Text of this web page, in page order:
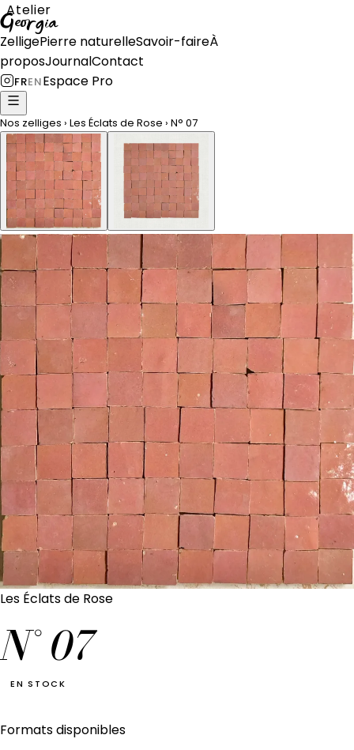
Atelier
Georgia
ZelligePierre naturelleSavoir-faireÀ
proposJournalContact
FRENEspace Pro
Nos zelliges › Les Éclats de Rose › N° 07
Les Éclats de Rose
N° 07
EN STOCK
Formats disponibles